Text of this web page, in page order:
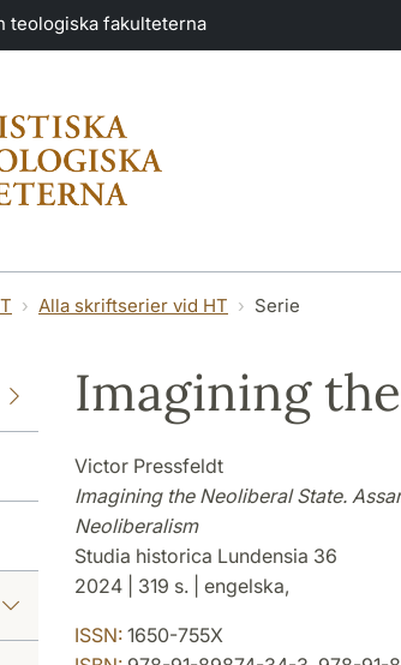
teologiska fakulteterna
Alla skriftserier vid HT Serie
Imagining
Victor Pressfeldt
Imagining the Neoliberal State.
Neoliberalism
Studia historica Lundensia 36
2024 | 319 s. | engelska,
ISSN:1650-755X